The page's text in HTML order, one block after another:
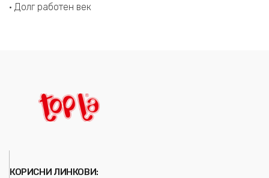
• Долг работен век
КОРИСНИ ЛИНКОВИ: